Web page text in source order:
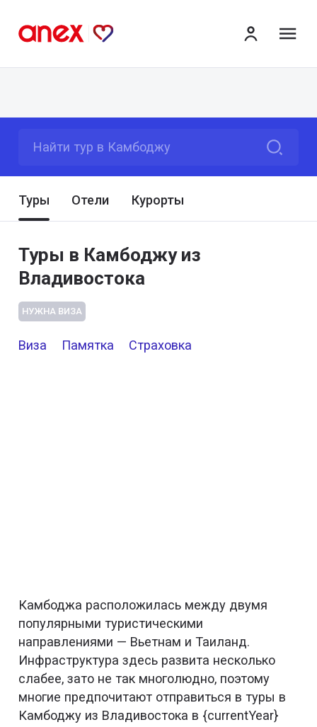
Найти тур в Камбоджу
Туры Отели Курорты
Туры в Камбоджу из
Владивостока
НУЖНА ВИЗА
Виза Памятка Страховка
Камбоджа расположилась между двумя
популярными туристическими
направлениями — Вьетнам и Таиланд.
Инфраструктура здесь развита несколько
слабее, зато не так многолюдно, поэтому
многие предпочитают отправиться в туры в
Камбоджу из Владивостока в {currentYear}